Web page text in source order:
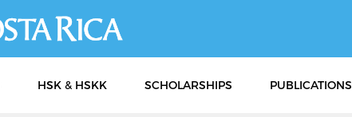
HSK & HSKK SCHOLARSHIPS PUBLICATIONS